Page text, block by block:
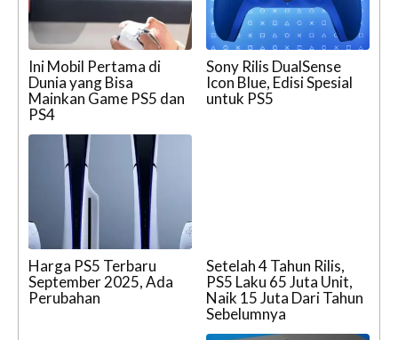
Ini Mobil Pertama di
Dunia yang Bisa
Mainkan Game PS5 dan
PS4
Sony Rilis DualSense
Icon Blue, Edisi Spesial
untuk PS5
Harga PS5 Terbaru
September 2025, Ada
Perubahan
Setelah 4 Tahun Rilis,
PS5 Laku 65 Juta Unit,
Naik 15 Juta Dari Tahun
Sebelumnya